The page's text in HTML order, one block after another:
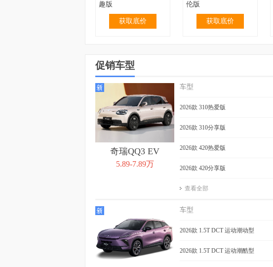
趣版
获取底价
伦版
获取底价
2.99万
QQ冰淇淋 2024款 青
春版 120km 奶昔
获取底价
3.19万
春版 120km 香草
获取底价
QQ冰淇淋 2024款
205km 元气版
获取底价
3.99万
QQ冰淇淋 2024款 青
春版 205km 奶昔
获取底价
促销车型
奇瑞QQ3 EV
5.89-7.89万
车型
2026款 310热爱版
2026款 310分享版
2026款 420热爱版
2026款 420分享版
查看全部
车型
2026款 1.5T DCT 运动潮动型
2026款 1.5T DCT 运动潮酷型